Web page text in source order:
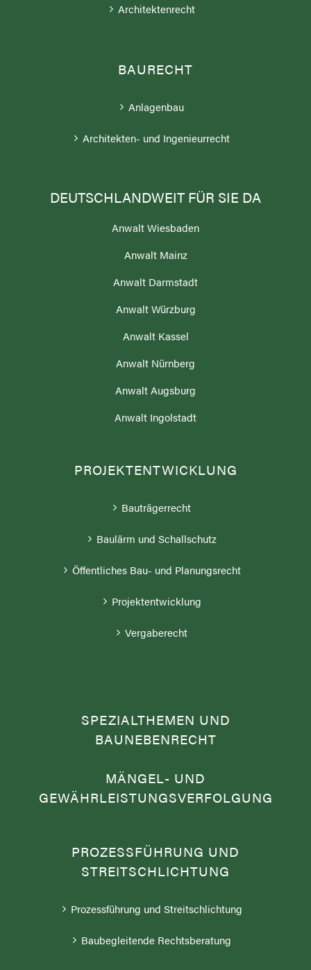
Architektenrecht
BAURECHT
Anlagenbau
Architekten- und Ingenieurrecht
DEUTSCHLANDWEIT FÜR SIE DA
Anwalt Wiesbaden
Anwalt Mainz
Anwalt Darmstadt
Anwalt Würzburg
Anwalt Kassel
Anwalt Nürnberg
Anwalt Augsburg
Anwalt Ingolstadt
PROJEKTENTWICKLUNG
Bauträgerrecht
Baulärm und Schallschutz
Öffentliches Bau- und Planungsrecht
Projektentwicklung
Vergaberecht
SPEZIALTHEMEN UND
BAUNEBENRECHT
MÄNGEL- UND
GEWÄHRLEISTUNGSVERFOLGUNG
PROZESSFÜHRUNG UND
STREITSCHLICHTUNG
Prozessführung und Streitschlichtung
Baubegleitende Rechtsberatung